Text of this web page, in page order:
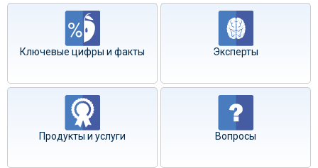
Ключевые цифры и факты Эксперты
Продукты и услуги Вопросы